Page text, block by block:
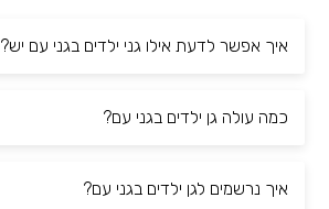
איך אפשר לדעת אילו גני ילדים בגני עם יש?
כמה עולה גן ילדים בגני עם?
איך נרשמים לגן ילדים בגני עם?